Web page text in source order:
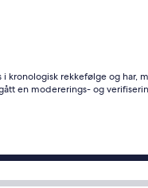
kronologisk rekkefølge og har,
en modererings- og